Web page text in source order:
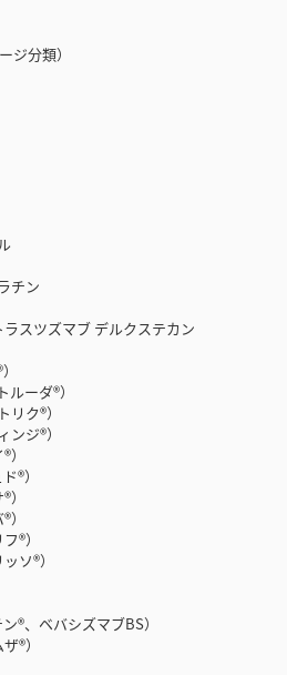
ジ分類）
チン
スツズマブ デルクステカン
ーダ®）
ク®）
ジ®）
®）
®）
ソ®）
®、ベバシズマブBS）
®）